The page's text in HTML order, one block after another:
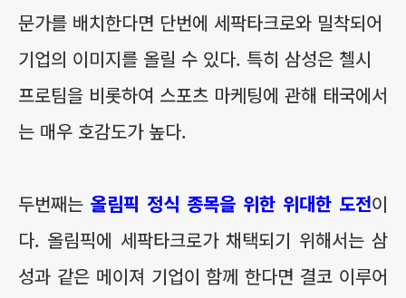
문가를 배치한다면 단번에 세팍타크로와 밀착되어
기업의 이미지를 올릴 수 있다. 특히 삼성은 첼시
프로팀을 비롯하여 스포츠 마케팅에 관해 태국에서
는 매우 호감도가 높다.
두번째는 올림픽 정식 종목을 위한 위대한 도전이
다. 올림픽에 세팍타크로가 채택되기 위해서는 삼
성과 같은 메이져 기업이 함께 한다면 결코 이루어